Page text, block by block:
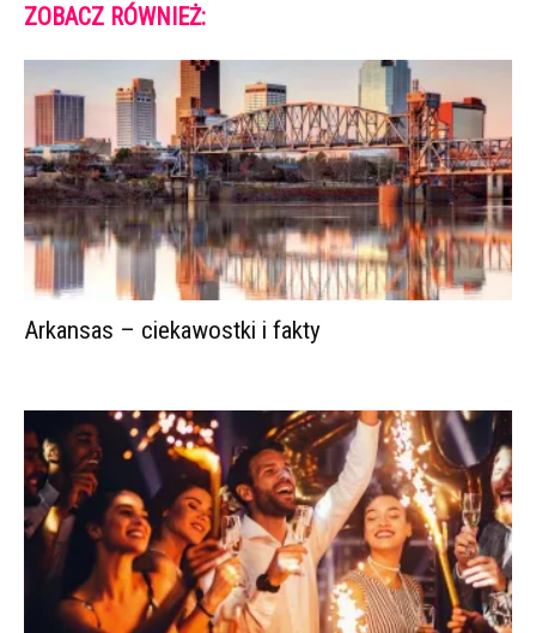
ZOBACZ RÓWNIEŻ:
Arkansas – ciekawostki i fakty